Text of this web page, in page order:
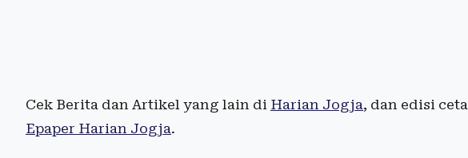
Cek Berita dan Artikel yang lain di Harian Jogja, dan edisi
Epaper Harian Jogja.